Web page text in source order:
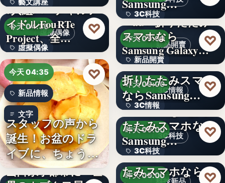
藝文講座
1,000円
界へ
虛擬偶像
今天 04:36
虛擬偶像
10
7人組バーチャルア
イドルFouRTe
Project、全…
♡
今天 04:35
新品情報
文字
スタッフの声から
誕生！お盆のドラ
イブに、ちょうど
いい。「…
♡
山口県宇部市に『世
3C科技
文字
Samsung…
新品開賣
昨天 09:00
新品開賣
4.1
＜au＞折りたたみ
スマホなら
Samsung Galaxy…
♡
3C情報
昨天 09:00
3C情報
文字
＜ソフトバンク＞
折りたたみスマホ
ならSamsung…
♡
3C科技
昨天 09:00
3C科技
文字
＜Samsung＞折り
たたみスマホなら
Samsung…
♡
昨天 09:00
＜ドコモ＞折りた
たみスマホなら♡